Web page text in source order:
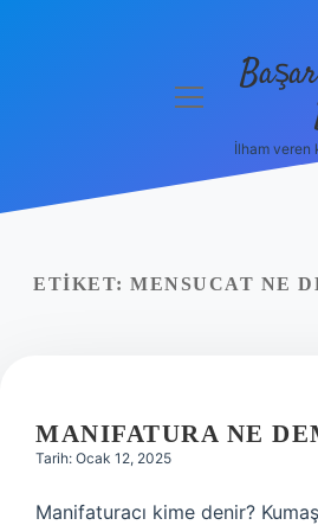
menüyü
İlham veren
ETIKET: MENSUCAT NE
MANIFATURA NE
Tarih: Ocak 12, 2025
Manifaturacı kime denir?